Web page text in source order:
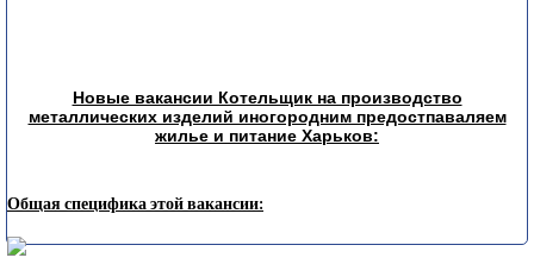
Новые вакансии Котельщик на производство
металлических изделий иногородним предостпаваляем
жилье и питание Харьков:
Общая специфика этой вакансии: